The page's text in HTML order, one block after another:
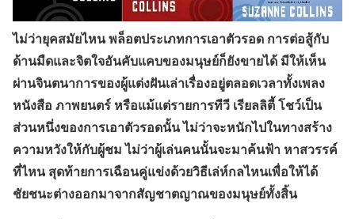
ไม่ว่ายุคสมัยไหน พล็อตประเภทการเอาตัวรอด การต่อสู้กับ
ด้านมืดและจิตใจอันคับแคบของมนุษย์ก็ยังขายได้ มีให้เห็น
ผ่านจินตนาการของผู้แต่งฝันเล่าเรื่องอยู่ตลอดเวลาทั้งเพลง
หนังสือ ภาพยนตร์ หรือแม้แต่รายการทีวี เรียลลิตี้ โชว์เป็น
ส่วนหนึ่งของการเอาตัวรอดนั้น ไม่ว่าจะหนักไปในทางสร้าง
ความหวังให้กับผู้ชม ไม่ว่าผู้เล่นคนนั้นจะมาค้นฟ้า หาสวรรค์
ที่ไหน สุดท้ายการเฉือนคู่แข่งด้วยวิธีเล่ห์กลไหนเพื่อให้ได้
ชัยชนะต่างออกมาจากสัญชาตญาณของมนุษย์ทั้งสิ้น